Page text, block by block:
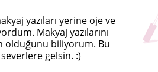
yazıları yerine oje ve
Makyaj yazılarını
olduğunu biliyorum. Bu
severlere gelsin. :)